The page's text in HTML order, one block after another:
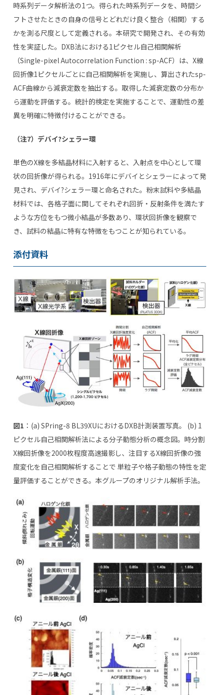
時系列データ解析法の1つ。得られた時系列データを、時間シ
フトさせたときの自身の信号とどれだけ良く整合（相関）する
かを測る尺度として定義される。本研究で開発され、その有効
性を実証した。DXB法における1ピクセル自己相関解析
（Single-pixel Autocorrelation Function : sp-ACF）は、X線
回折像1ピクセルごとに自己相関解析を実施し、算出されたsp-
ACF曲線から減衰定数を抽出する。取得した減衰定数の分布か
ら運動を評価する。統計的検定を実施することで、運動性の差
異を明確に特徴付けることができる。
（注7）デバイ?シェラー環
単色のX線を多結晶材料に入射すると、入射点を中心として環
状の回折像が得られる。1916年にデバイとシェラーによって発
見され、デバイ?シェラー環と命名された。粉末試料や多結晶
材料では、各格子面に関してそれぞれ回折・反射条件を満たす
ような方位をもつ微小結晶が多数あり、環状回折像を観察で
き、試料の結晶に特有な特徴をもつことが知られている。
添付資料
図1 ：(a) SPring-8 BL39XUにおけるDXB計測装置写真。 (b) 1
ピクセル自己相関解析法による分子動態分析の概念図。時分割
X線回折像を2000枚程度高速撮影し、注目するX線回折像の強
度変化を自己相関解析することで 単粒子や格子動態の特性を定
量評価することができる。本グループのオリジナル解析手法。